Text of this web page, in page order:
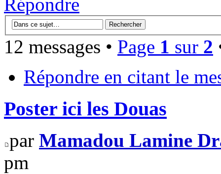
Répondre
12 messages • Page 1 sur 2
Répondre en citant le
Poster ici les Douas
par Mamadou Lamine
pm